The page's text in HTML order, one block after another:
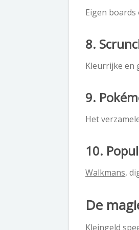
Eigen
8.
Kleurrijke en
9.
Het
10.
Walkmans,
De
Kleingeld